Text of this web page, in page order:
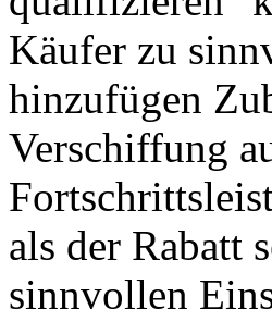
Käufer zu
hinzufügen
Verschiffung
als der Rabatt
sinnvollen